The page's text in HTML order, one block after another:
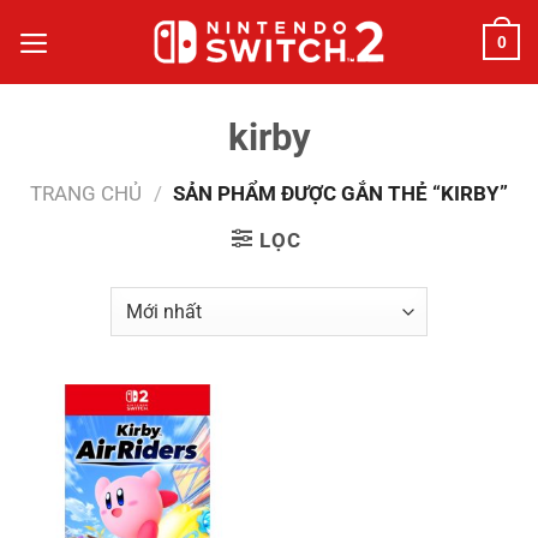
qua
nội
0
kirby
TRANG CHỦ / SẢN PHẨM ĐƯỢC GẮN THẺ “KIRBY”
LỌC